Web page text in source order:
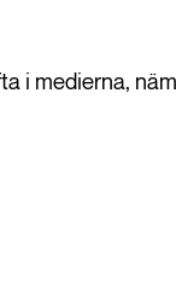
i medierna,